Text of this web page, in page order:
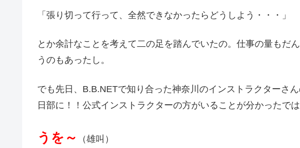
「張り切って行って、全然できなかったらどうしよう・・・」
とか余計なことを考えて二の足を踏んでいたの。仕事の量もだ
うのもあったし。
でも先日、B.B.NETで知り合った神奈川のインストラクターさ
日部に！！公式インストラクターの方がいることが分かったで
うを～ （雄叫）